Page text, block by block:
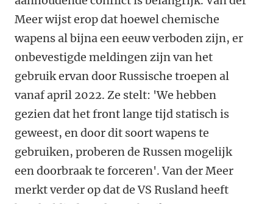
Meer wijst erop dat hoewel chemische
wapens al bijna een eeuw verboden zijn, er
onbevestigde meldingen zijn van het
gebruik ervan door Russische troepen al
vanaf april 2022. Ze stelt: 'We hebben
gezien dat het front lange tijd statisch is
geweest, en door dit soort wapens te
gebruiken, proberen de Russen mogelijk
een doorbraak te forceren'. Van der Meer
merkt verder op dat de VS Rusland heeft